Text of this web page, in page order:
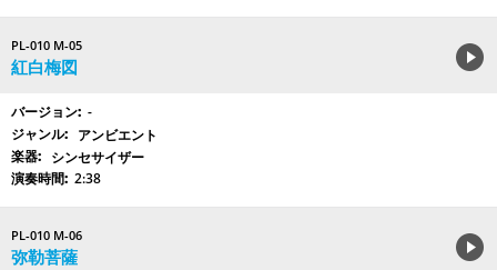
PL-010 M-05
紅白梅図
-
アンビエント
シンセサイザー
2:38
PL-010 M-06
弥勒菩薩